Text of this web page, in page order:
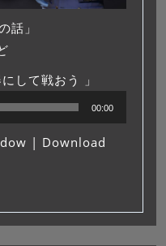
話」
して戦おう 」
00:00
| Download